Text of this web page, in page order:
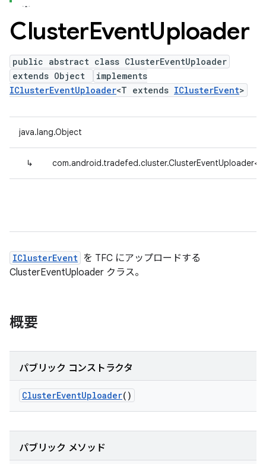
ClusterEventUploader
public abstract class ClusterEventUploader
extends Object
implements
IClusterEventUploader<T extends IClusterEvent>
java.lang.Object
↳
IClusterEvent を TFC にアップロードする
ClusterEventUploader クラス。
概要
パブリック コンストラクタ
ClusterEventUploader()
パブリック メソッド